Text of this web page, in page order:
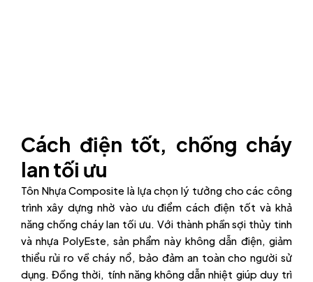
Cách điện tốt, chống cháy
lan tối ưu
Tôn Nhựa Composite là lựa chọn lý tưởng cho các công
trình xây dựng nhờ vào ưu điểm cách điện tốt và khả
năng chống cháy lan tối ưu. Với thành phần sợi thủy tinh
và nhựa PolyEste, sản phẩm này không dẫn điện, giảm
thiểu rủi ro về cháy nổ, bảo đảm an toàn cho người sử
dụng. Đồng thời, tính năng không dẫn nhiệt giúp duy trì